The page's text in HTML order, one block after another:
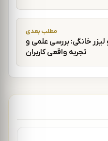
مطلب بعدی
لیزر خانگی: بررسی علمی و
تجربه واقعی کاربران